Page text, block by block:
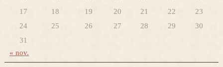
17
18 19 20 21 22
23
24
25 26 27 28 29
30
31
« nov.